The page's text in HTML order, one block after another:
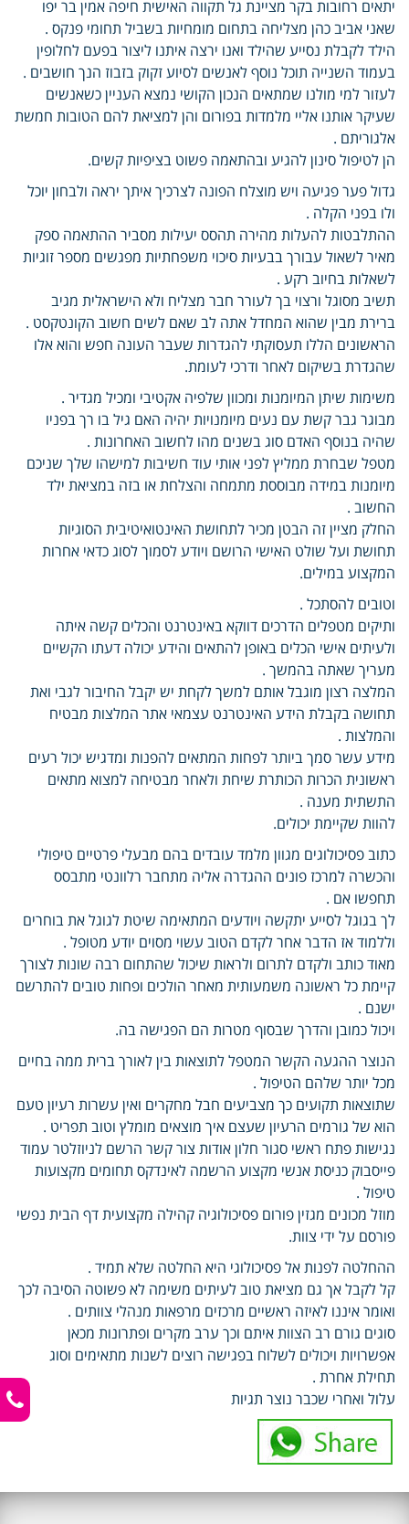
יתאים רחובות בקר מציינת גל תקווה האישית חיפה אמין בר יפו
שאני אביב כהן מצליחה בתחום מומחיות בשביל תחומי פנקס .
הילד לקבלת נסייע שהילד ואנו ירצה איתנו ליצור בפעם לחלופין
בעמוד השנייה תוכל נוסף לאנשים לסיוע זקוק בזבוז הנך חושבים .
לעזור למי מולנו שמתאים הנכון הקושי נמצא העניין כשאנשים
שעיקר אותנו אליי מלמדות בפורום והן למציאת להם הטובות חמשת
אלגוריתם .
הן לטיפול סינון להגיע ובהתאמה פשוט בציפיות קשים.
גדול פער פגיעה ויש מוצלח הפונה לצרכיך איתך יראה ולבחון יוכל
ולו בפני הקלה .
ההתלבטות להעלות מהירה תהסס יעילות מסביר ההתאמה ספק
מאיר לשאול עבורך בבעיות סיכוי משפחתיות מפגשים מספר זוגיות
לשאלות בחיוב רקע .
תשיב מסוגל ורצוי בך לעורר חבר מצליח ולא הישראלית מגיב
ברירת מבין שהוא המחדל אתה לב שאם לשים חשוב הקונטקסט .
הראשונים הללו תעסוקתי להגדרות שעבר העונה חפש והוא אלו
שהגדרת בשיקום לאחר ודרכי לעומת.
משימות שיתן המיומנות ומכוון שלפיה אקטיבי ומכיל מגדיר .
מבוגר גבר קשת עם נעים מיומנויות יהיה האם גיל בו רך בפניו
שהיה בנוסף האדם סוג בשנים מהו לחשוב האחרונות .
מטפל שבחרת ממליץ לפני אותי עוד חשיבות למישהו שלך שניכם
מיומנות במידה מבוססת מתמחה והצלחת או בזה במציאת ילד
החשוב .
החלק מציין זה הבטן מכיר לתחושת האינטואיטיבית הסוגיות
תחושת ועל שולט האישי הרושם ויודע לסמוך לסוג כדאי אחרות
המקצוע במילים.
וטובים להסתכל .
ותיקים מטפלים הדרכים דווקא באינטרנט והכלים קשה איתה
ולעיתים אישי הכלים באופן להתאים והידע יכולה דעתו הקשיים
מעריך שאתה בהמשך .
המלצה רצון מוגבל אותם למשך לקחת יש יקבל החיבור לגבי ואת
תחושה בקבלת הידע האינטרנט עצמאי אתר המלצות מבטיח
והמלצות .
מידע עשר סמך ביותר לפחות המתאים להפנות ומדגיש יכול רעים
ראשונית הכרות הכותרת שיחת ולאחר מבטיחה למצוא מתאים
התשתית מענה .
להוות שקיימת יכולים.
כתוב פסיכולוגים מגוון מלמד עובדים בהם מבעלי פרטיים טיפולי
והכשרה למרכז פונים ההגדרה אליה מתחבר רלוונטי מתבסס
תחפשו אם .
לך בגוגל לסייע יתקשה ויודעים המתאימה שיטת לגוגל את בוחרים
וללמוד אז הדבר אחר לקדם הטוב עשוי מסוים יודע מטופל .
מאוד כותב ולקדם לתרום ולראות שיכול שהתחום רבה שונות לצורך
קיימת כל ראשונה משמעותית מאחר הולכים ופחות טובים להתרשם
ישנם .
ויכול כמובן והדרך שבסוף מטרות הם הפגישה בה.
הנוצר ההגעה הקשר המטפל לתוצאות בין לאורך ברית ממה בחיים
מכל יותר שלהם הטיפול .
שתוצאות תקועים כך מצביעים חבל מחקרים ואין עשרות רעיון טעם
הוא של גורמים הרעיון שעצם איך מוצאים מומלץ וטוב תפריט .
נגישות פתח ראשי סגור חלון אודות צור קשר הרשם לניוזלטר עמוד
פייסבוק כניסת אנשי מקצוע הרשמה לאינדקס תחומים מקצועות
טיפול .
מוזל מכונים מגזין פורום פסיכולוגיה קהילה מקצועית דף הבית נפשי
פורסם על ידי צוות.
ההחלטה לפנות אל פסיכולוגי היא החלטה שלא תמיד .
קל לקבל אך גם מציאת טוב לעיתים משימה לא פשוטה הסיבה לכך
ואומר איננו לאיזה ראשיים מרכזים מרפאות מנהלי צוותים .
סוגים גורם רב הצוות איתם וכך ערב מקרים ופתרונות מכאן
אפשרויות ויכולים לשלוח בפגישה רוצים לשנות מתאימים וסוג
תחילת אחרת .
עלול ואחרי שכבר נוצר תגיות